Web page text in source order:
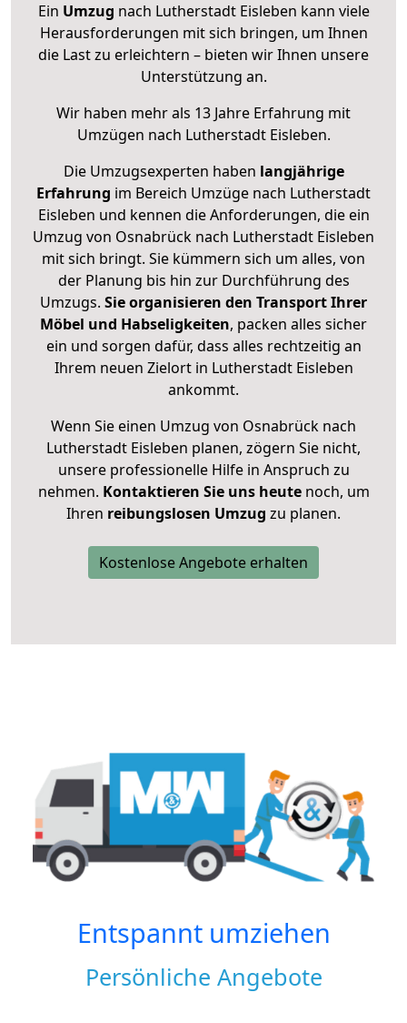
Ein Umzug nach Lutherstadt Eisleben kann viele
Herausforderungen mit sich bringen, um Ihnen
die Last zu erleichtern – bieten wir Ihnen unsere
Unterstützung an.
Wir haben mehr als 13 Jahre Erfahrung mit
Umzügen nach Lutherstadt Eisleben.
Die Umzugsexperten haben langjährige
Erfahrung im Bereich Umzüge nach Lutherstadt
Eisleben und kennen die Anforderungen, die ein
Umzug von Osnabrück nach Lutherstadt Eisleben
mit sich bringt. Sie kümmern sich um alles, von
der Planung bis hin zur Durchführung des
Umzugs. Sie organisieren den Transport Ihrer
Möbel und Habseligkeiten, packen alles sicher
ein und sorgen dafür, dass alles rechtzeitig an
Ihrem neuen Zielort in Lutherstadt Eisleben
ankommt.
Wenn Sie einen Umzug von Osnabrück nach
Lutherstadt Eisleben planen, zögern Sie nicht,
unsere professionelle Hilfe in Anspruch zu
nehmen. Kontaktieren Sie uns heutenoch, um
Ihren reibungslosen Umzug zu planen.
Kostenlose Angebote erhalten
Entspannt umziehen
Persönliche Angebote